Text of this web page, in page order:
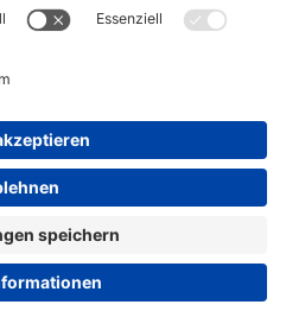
00:42
die Knight Rider geschaut haben,
auch schon viel aufgefallen, aber